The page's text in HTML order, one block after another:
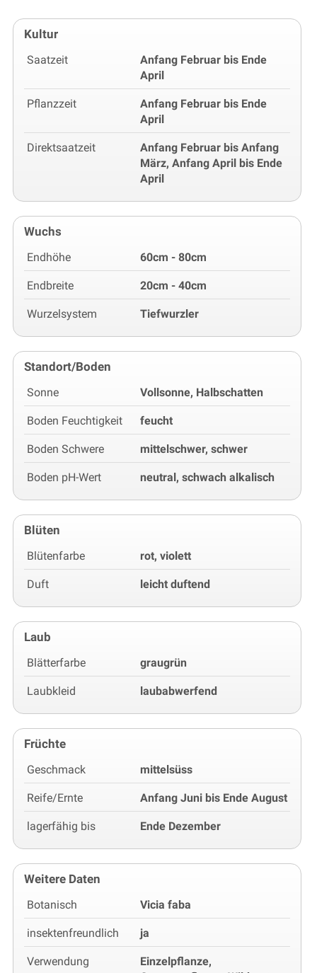
Kultur
Saatzeit
Anfang Februar bis Ende
April
Pflanzzeit
Anfang Februar bis Ende
April
Direktsaatzeit
Anfang Februar bis Anfang
März, Anfang April bis Ende
April
Wuchs
Endhöhe 60cm - 80cm
Endbreite 20cm - 40cm
Wurzelsystem Tiefwurzler
Standort/Boden
Sonne Vollsonne, Halbschatten
Boden Feuchtigkeit feucht
Boden Schwere mittelschwer, schwer
Boden pH-Wert neutral, schwach alkalisch
Blüten
Blütenfarbe rot, violett
Duft leicht duftend
Laub
Blätterfarbe graugrün
Laubkleid laubabwerfend
Früchte
Geschmack mittelsüss
Reife/Ernte Anfang Juni bis Ende August
lagerfähig bis Ende Dezember
Weitere Daten
Botanisch Vicia faba
insektenfreundlich ja
Verwendung
Einzelpflanze,